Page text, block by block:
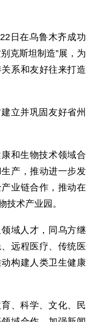
日在乌鲁木齐成功
克斯坦制造”展，为
系和友好往来打造
立并巩固友好省州
和生物技术领域合
产，推动进一步发
业链合作，推动在
技术产业园。
域人才，同乌方继
远程医疗、传统医
构建人类卫生健康
、科学、文化、民